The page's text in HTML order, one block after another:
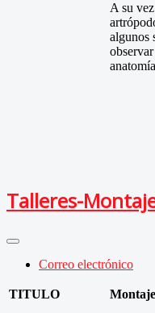
A su
algunos
Talleres-
Correo electrónico
TITULO